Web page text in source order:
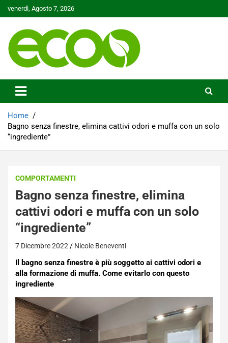
to
venerdì, Agosto 7, 2026
Ecoo.it
Home
Bagno senza finestre, elimina cattivi odori e muffa con un solo
“ingrediente”
COMPORTAMENTI
Bagno senza finestre, elimina
cattivi odori e muffa con un solo
“ingrediente”
7 Dicembre 2022 Nicole Beneventi
Il bagno senza finestre è più soggetto ai cattivi odori e
alla formazione di muffa. Come evitarlo con questo
ingrediente